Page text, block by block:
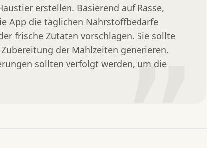
erstellen. Basierend auf Rasse,
App die täglichen Nährstoffbedarfe
frische Zutaten vorschlagen. Sie sollte
der Mahlzeiten generieren.
sollten verfolgt werden, um die